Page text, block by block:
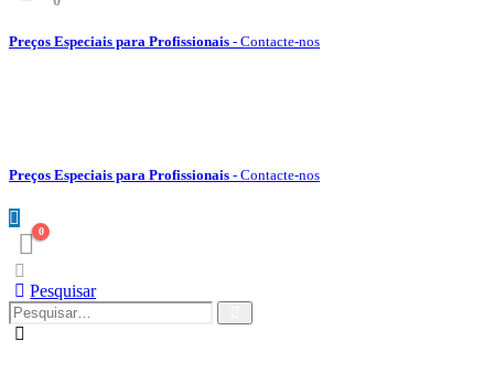
Preços Especiais para Profissionais - Contacte-nos
Preços Especiais para Profissionais - Contacte-nos
0
Pesquisar